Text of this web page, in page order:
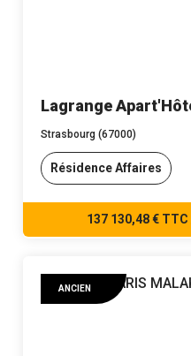
Lagrange
Wilson - n°411
Strasbourg (67000)
Résidence Affaires
137 130,48 €
ANCIEN